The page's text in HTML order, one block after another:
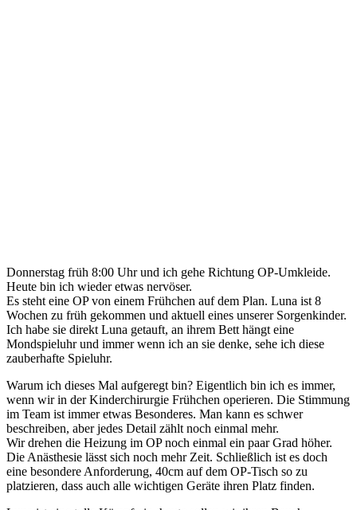
Donnerstag früh 8:00 Uhr und ich gehe Richtung OP-Umkleide.
Heute bin ich wieder etwas nervöser.
Es steht eine OP von einem Frühchen auf dem Plan. Luna ist 8
Wochen zu früh gekommen und aktuell eines unserer Sorgenkinder.
Ich habe sie direkt Luna getauft, an ihrem Bett hängt eine
Mondspieluhr und immer wenn ich an sie denke, sehe ich diese
zauberhafte Spieluhr.
Warum ich dieses Mal aufgeregt bin? Eigentlich bin ich es immer,
wenn wir in der Kinderchirurgie Frühchen operieren. Die Stimmung
im Team ist immer etwas Besonderes. Man kann es schwer
beschreiben, aber jedes Detail zählt noch einmal mehr.
Wir drehen die Heizung im OP noch einmal ein paar Grad höher.
Die Anästhesie lässt sich noch mehr Zeit. Schließlich ist es doch
eine besondere Anforderung, 40cm auf dem OP-Tisch so zu
platzieren, dass auch alle wichtigen Geräte ihren Platz finden.